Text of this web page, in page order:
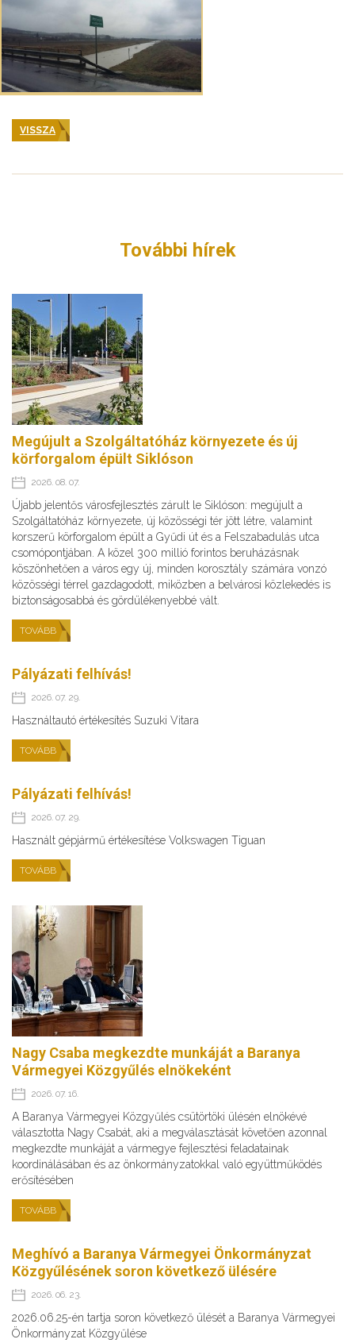
VISSZA
További hírek
Megújult a Szolgáltatóház környezete és új
körforgalom épült Siklóson
2026. 08. 07.
Újabb jelentős városfejlesztés zárult le Siklóson: megújult a
Szolgáltatóház környezete, új közösségi tér jött létre, valamint
korszerű körforgalom épült a Gyűdi út és a Felszabadulás utca
csomópontjában. A közel 300 millió forintos beruházásnak
köszönhetően a város egy új, minden korosztály számára vonzó
közösségi térrel gazdagodott, miközben a belvárosi közlekedés is
biztonságosabbá és gördülékenyebbé vált.
TOVÁBB
Pályázati felhívás!
2026. 07. 29.
Használtautó értékesítés Suzuki Vitara
TOVÁBB
Pályázati felhívás!
2026. 07. 29.
Használt gépjármű értékesítése Volkswagen Tiguan
TOVÁBB
Nagy Csaba megkezdte munkáját a Baranya
Vármegyei Közgyűlés elnökeként
2026. 07. 16.
A Baranya Vármegyei Közgyűlés csütörtöki ülésén elnökévé
választotta Nagy Csabát, aki a megválasztását követően azonnal
megkezdte munkáját a vármegye fejlesztési feladatainak
koordinálásában és az önkormányzatokkal való együttműködés
erősítésében
TOVÁBB
Meghívó a Baranya Vármegyei Önkormányzat
Közgyűlésének soron következő ülésére
2026. 06. 23.
2026.06.25-én tartja soron következő ülését a Baranya Vármegyei
Önkormányzat Közgyűlése